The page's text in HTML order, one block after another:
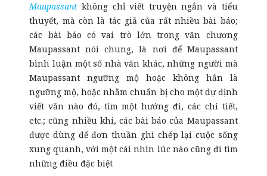
Maupassant không chỉ viết truyện ngắn và tiểu
thuyết, mà còn là tác giả của rất nhiều bài báo;
các bài báo có vai trò lớn trong văn chương
Maupassant nói chung, là nơi để Maupassant
bình luận một số nhà văn khác, những người mà
Maupassant ngưỡng mộ hoặc không hẳn là
ngưỡng mộ, hoặc nhằm chuẩn bị cho một dự định
viết văn nào đó, tìm một hướng đi, các chi tiết,
etc.; cũng nhiều khi, các bài báo của Maupassant
được dùng để đơn thuần ghi chép lại cuộc sống
xung quanh, với một cái nhìn lúc nào cũng đi tìm
những điều đặc biệt